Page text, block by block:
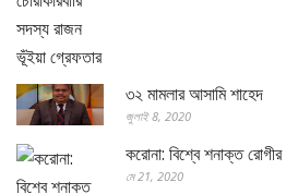
৩২ মামলার আসামি শাহেদ
জুলাই 8, 2020
করোনা: বিশ্বে শনাক্ত
মে 21, 2020